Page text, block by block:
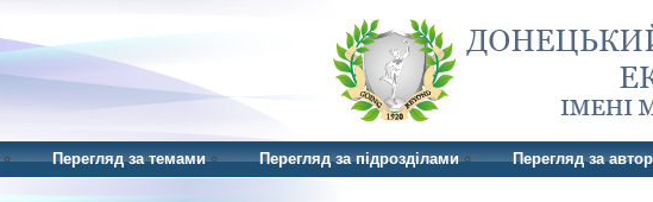
Перегляд за темами Перегляд за підрозділами Перегляд за